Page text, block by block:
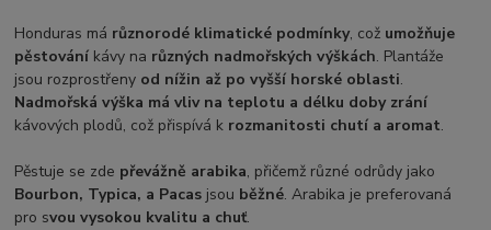
Honduras má různorodé klimatické podmínky, což umožňuje
pěstování kávy na různých nadmořských výškách. Plantáže
jsou rozprostřeny od nížin až po vyšší horské oblasti.
Nadmořská výška má vliv na teplotu a délku doby zrání
kávových plodů, což přispívá k rozmanitosti chutí a aromat.
Pěstuje se zde převážně arabika, přičemž různé odrůdy jako
Bourbon, Typica, a Pacas jsou běžné. Arabika je preferovaná
pro svou vysokou kvalitu a chuť.